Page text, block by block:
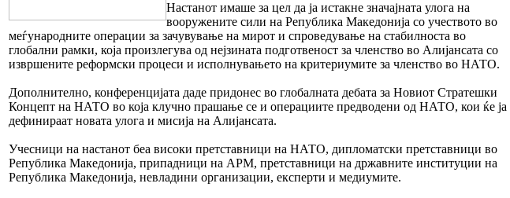
Настанот имаше за цел да ја истакне значајната улога на
вооружените сили на Република Македонија со учеството во
меѓународните операции за зачувување на мирот и спроведување на стабилноста во
глобални рамки, која произлегува од нејзината подготвеност за членство во Алијансата со
извршените реформски процеси и исполнувањето на критериумите за членство во НАТО.
Дополнително, конференцијата даде придонес во глобалната дебата за Новиот Стратешки
Концепт на НАТО во која клучно прашање се и операциите предводени од НАТО, кои ќе ја
дефинираат новата улога и мисија на Алијансата.
Учесници на настанот беа високи претставници на НАТО, дипломатски претставници во
Република Македонија, припадници на АРМ, претставници на државните институции на
Република Македонија, невладини организации, експерти и медиумите.